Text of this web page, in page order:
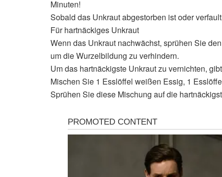
Minuten!
Sobald das Unkraut abgestorben ist oder
Für hartnäckiges Unkraut
Wenn das Unkraut nachwächst, sprühen Sie
um die Wurzelbildung zu verhindern.
Um das hartnäckigste Unkraut zu vernichten,
Mischen Sie 1 Esslöffel weißen Essig, 1
Sprühen Sie diese Mischung auf die